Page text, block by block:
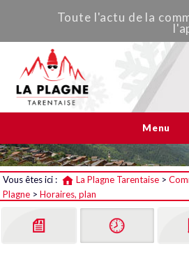
La Plagne Tarentaise
Toute l'actu de la
Menu
Vous êtes ici : La Plagne Tarentaise >
Plagne > Horaires, plan